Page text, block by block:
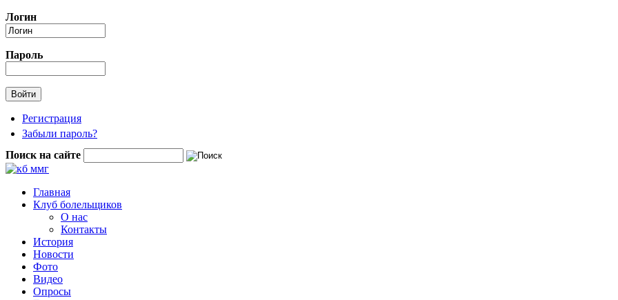
Перейти к основному содержанию
Логин
Пароль
Регистрация
Забыли пароль?
Форма поиска
Поиск на сайте
Главная
Клуб болельщиков
О нас
Контакты
История
Новости
Фото
Видео
Опросы